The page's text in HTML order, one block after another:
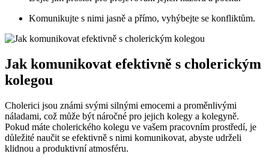
Komunikujte s nimi jasně a přímo, vyhýbejte se konfliktům.
Jak komunikovat efektivně s cholerickým
kolegou
Cholerici jsou známi svými silnými emocemi a proměnlivými
náladami, což může být náročné pro jejich kolegy a kolegyně.
Pokud máte cholerického kolegu ve vašem pracovním prostředí, je
důležité naučit se efektivně s nimi komunikovat, abyste udrželi
klidnou a produktivní atmosféru.